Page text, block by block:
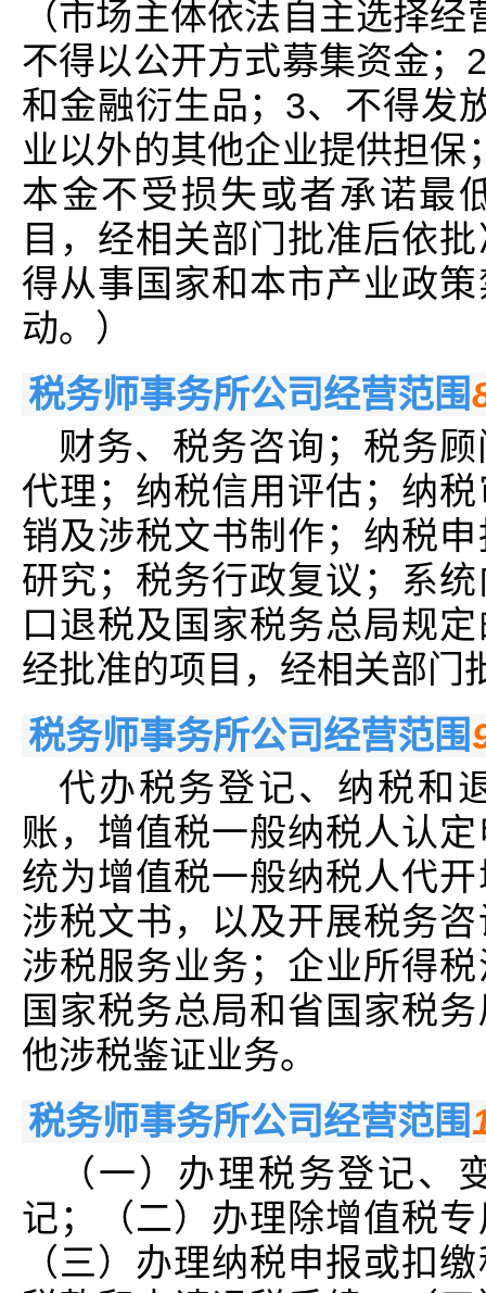
（市场主体依法自主选择
不得以公开方式募集资金；
和金融衍生品；3、不得发
业以外的其他企业提供担
本金不受损失或者承诺最
目，经相关部门批准后依
得从事国家和本市产业政
动。）
税务师事务所公司经营范围
财务、税务咨询；税务
代理；纳税信用评估；纳
销及涉税文书制作；纳税
研究；税务行政复议；系
口退税及国家税务总局规
经批准的项目，经相关部门
税务师事务所公司经营范围
代办税务登记、纳税和
账，增值税一般纳税人认
统为增值税一般纳税人代
涉税文书，以及开展税务
涉税服务业务；企业所得
国家税务总局和省国家税
他涉税鉴证业务。
税务师事务所公司经营范围
（一）办理税务登记、
记；（二）办理除增值税
（三）办理纳税申报或扣